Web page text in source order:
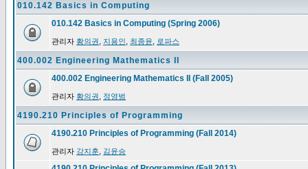
010.142 Basics in Computing
010.142 Basics in Computing (Spring 2006)
관리자 황의권 지용인 최종윤 로파스
400.002 Engineering Mathematics II
400.002 Engineering Mathematics II (Fall 2005)
관리자 황의권 정영범
4190.210 Principles of Programming
4190.210 Principles of Programming (Fall 2014)
관리자 강지훈 김윤승